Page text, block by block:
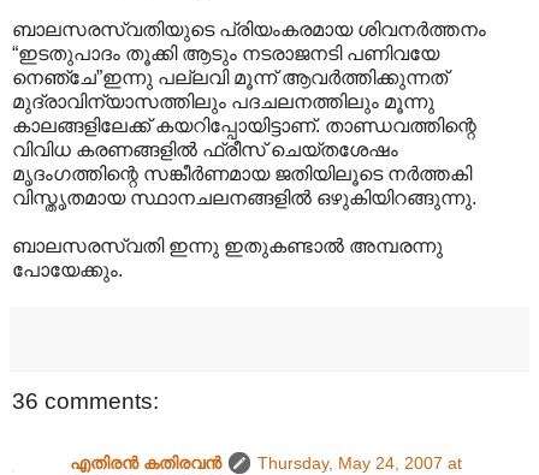
ബാലസരസ്വതിയുടെ പ്രിയംകരമായ ശിവനര്‍ത്തനം
“ഇടതുപാദം തൂക്കി ആടും നടരാജനടി പണിവയേ
നെഞ്ചേ”ഇന്നു പല്ലവി മൂന്ന് ആവര്‍ത്തിക്കുന്നത്
മുദ്രാവിന്യാസത്തിലും പദചലനത്തിലും മൂന്നു
കാലങ്ങളിലേക്ക് കയറിപ്പോയിട്ടാണ്. താണ്ഡവത്തിന്റെ
വിവിധ കരണങ്ങളില്‍ ഫ്രീസ് ചെയ്തശേഷം
മൃദംഗത്തിന്റെ സങ്കീര്‍ണമായ ജതിയിലൂടെ നര്‍ത്തകി
വിസ്തൃതമായ സ്ഥാനചലനങ്ങളില്‍ ഒഴുകിയിറങ്ങുന്നു.
ബാലസരസ്വതി ഇന്നു ഇതുകണ്ടാല്‍ അമ്പരന്നു
പോയേക്കും.
36 comments:
എതിരന്‍ കതിരവന്‍
Thursday, May 24, 2007 at